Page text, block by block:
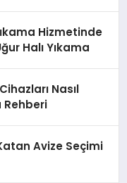
Hizmetinde
Halı Yıkama
Nasıl
Rehberi
Avize Seçimi